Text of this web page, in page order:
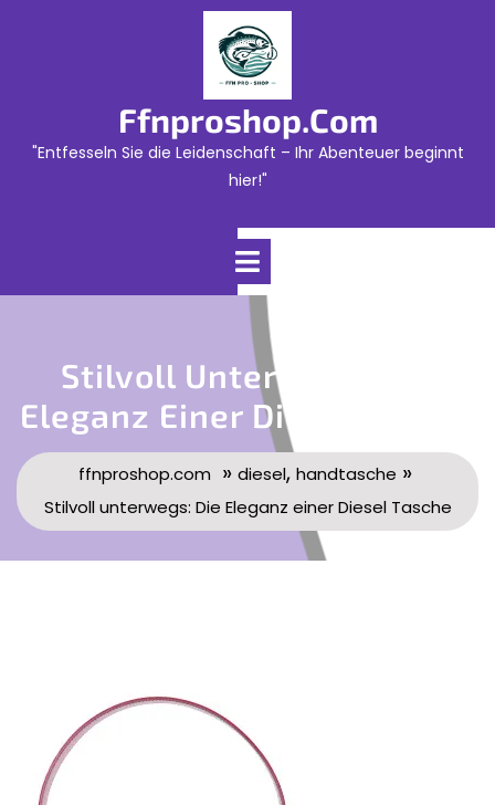
Ffnproshop.com
"Entfesseln Sie die Leidenschaft – Ihr Abenteuer beginnt
hier!"
Open
Stilvoll Unterwegs: Die
Eleganz Einer Diesel Tasche
ffnproshop.com » diesel, handtasche »
Stilvoll unterwegs: Die Eleganz einer Diesel Tasche